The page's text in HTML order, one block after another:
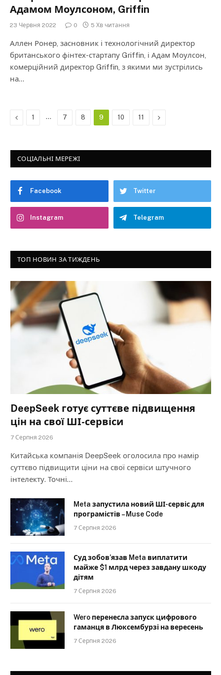
Адамом Моулсоном, Griffin
23 Червня 2022 0 5 Хв читання
Аллен Ронер, засновник і технологічний директор
британського фінтех-стартапу Griffin, і Адам Моулсон,
комерційний директор Griffin, з якими ми зустрілись
на…
Previous
1 … 7 8 9 10 11 Next
СОЦІАЛЬНІ МЕРЕЖІ
Facebook Twitter
Instagram Telegram
ТОП НОВИН ЗА ТИЖДЕНЬ
DeepSeek готує суттєве підвищення
цін на свої ШІ-сервіси
7 Серпня 2026
Китайська компанія DeepSeek оголосила про намір
суттєво підвищити ціни на свої сервіси штучного
інтелекту. Точні…
Meta запустила новий ШІ-сервіс для
програмістів – Muse Code
7 Серпня 2026
Суд зобов’язав Meta виплатити
майже $1 млрд через завдану шкоду
дітям
7 Серпня 2026
Wero перенесла запуск цифрового
гаманця в Люксембурзі на вересень
7 Серпня 2026